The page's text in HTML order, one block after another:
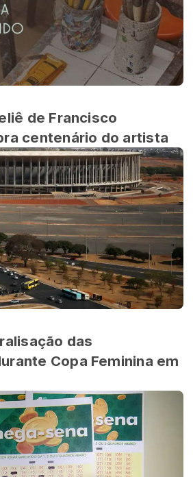
de Francisco
centenário do artista
das
Copa Feminina em